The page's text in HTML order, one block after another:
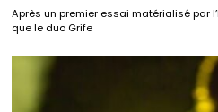
Après un premier essai matérialisé par
que le duo Grife